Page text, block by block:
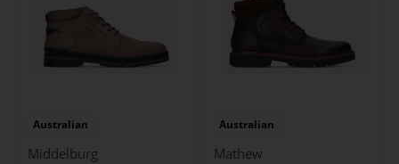
Australian
Middelburg
Australian
Mathew